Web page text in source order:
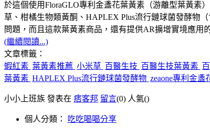
於這個使用FloraGLO專利金盞花葉黃素（游離型葉黃素
草、柑橘生物類黃酮、HAPLEX Plus流行鏈球菌發酵物
問題，而且這款葉黃素商品，還有提供AR擴增實境應用
(繼續閱讀...)
文章標籤：
蝦紅素 葉黃素推薦 小米草 百醫生技 百醫生技葉黃素
葉黃素 HAPLEX Plus流行鏈球菌發酵物 zeaone專利金盞
小小上班族 發表在 痞客邦 留言(0) 人氣()
個人分類： 吃吃喝喝分享